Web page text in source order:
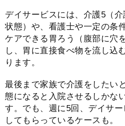
デイサービスには、介護5（
状態）や、看護士や一定の条
ケアできる胃ろう（腹部に穴
し、胃に直接食べ物を流し込
ります。
最後まで家族で介護をしたい
態になると入院させるしかな
す。でも、週に5回、デイサ
してもらっているケースも。